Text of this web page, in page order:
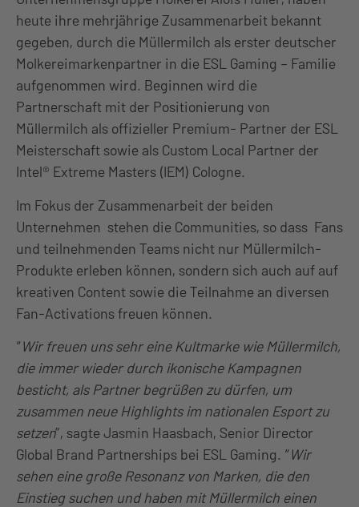
heute ihre mehrjährige Zusammenarbeit bekannt
gegeben, durch die Müllermilch als erster deutscher
Molkereimarkenpartner in die ESL Gaming – Familie
aufgenommen wird. Beginnen wird die
Partnerschaft mit der Positionierung von
Müllermilch als offizieller Premium- Partner der ESL
Meisterschaft sowie als Custom Local Partner der
Intel® Extreme Masters (IEM) Cologne.
Im Fokus der Zusammenarbeit der beiden
Unternehmen stehen die Communities, so dass Fans
und teilnehmenden Teams nicht nur Müllermilch-
Produkte erleben können, sondern sich auch auf auf
kreativen Content sowie die Teilnahme an diversen
Fan-Activations freuen können.
“Wir freuen uns sehr eine Kultmarke wie Müllermilch,
die immer wieder durch ikonische Kampagnen
besticht, als Partner begrüßen zu dürfen, um
zusammen neue Highlights im nationalen Esport zu
setzen”, sagte Jasmin Haasbach, Senior Director
Global Brand Partnerships bei ESL Gaming. “Wir
sehen eine große Resonanz von Marken, die den
Einstieg suchen und haben mit Müllermilch einen